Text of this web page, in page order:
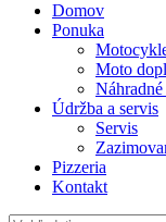
Domov
Ponuka
Moto
Údržba a servis
Servis
Pizzeria
Kontakt